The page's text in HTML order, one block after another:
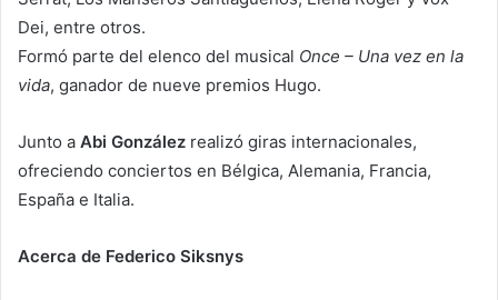
Dei, entre otros.
Formó parte del elenco del musical Once – Una vez en la
vida, ganador de nueve premios Hugo.
Junto a Abi González realizó giras internacionales,
ofreciendo conciertos en Bélgica, Alemania, Francia,
España e Italia.
Acerca de Federico Siksnys